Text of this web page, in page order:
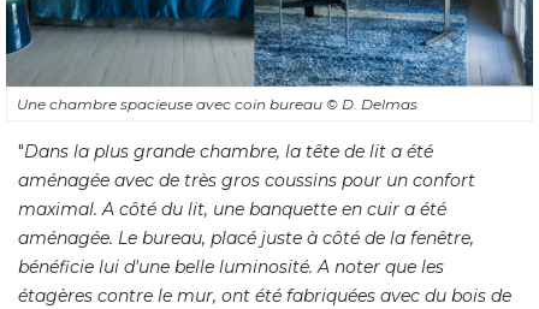
Une chambre spacieuse avec coin bureau © D. Delmas
"Dans la plus grande chambre, la tête de lit a été
aménagée avec de très gros coussins pour un confort
maximal. A côté du lit, une banquette en cuir a été
aménagée. Le bureau, placé juste à côté de la fenêtre,
bénéficie lui d'une belle luminosité. A noter que les
étagères contre le mur, ont été fabriquées avec du bois de